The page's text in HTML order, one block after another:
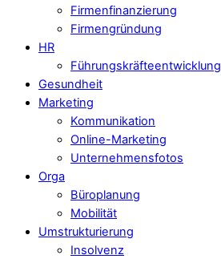
Firmenfinanzierung
Firmengründung
HR
Führungskräfteentwicklung
Gesundheit
Marketing
Kommunikation
Online-Marketing
Unternehmensfotos
Orga
Büroplanung
Mobilität
Umstrukturierung
Insolvenz